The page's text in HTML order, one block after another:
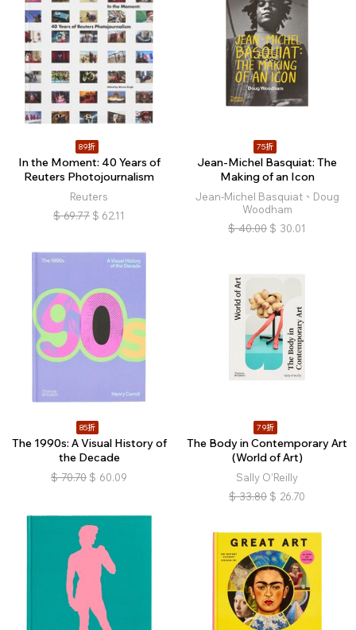
89折
In the Moment: 40 Years of
Reuters Photojournalism
Reuters
$ 69.77 $ 62.11
75折
Jean-Michel Basquiat: The
Making of an Icon
Jean-Michel Basquiat、Doug
Woodham
$ 40.00 $ 30.01
85折
The 1990s: A Visual History of
the Decade
$ 70.70 $ 60.09
79折
The Body in Contemporary Art
(World of Art)
Sally O’Reilly
$ 33.80 $ 26.70